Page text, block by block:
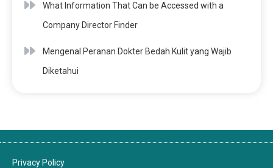
What Information That Can be Accessed with a
Company Director Finder
Mengenal Peranan Dokter Bedah Kulit yang Wajib
Diketahui
Privacy Policy